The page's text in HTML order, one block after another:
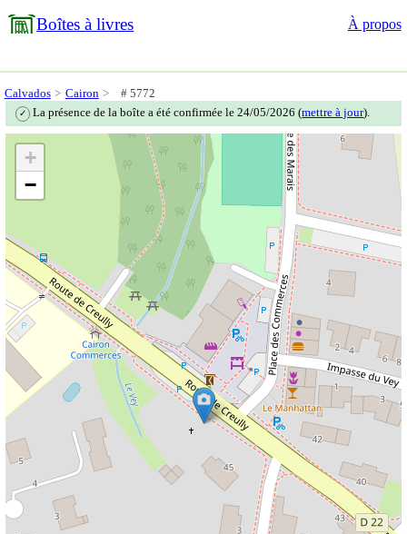
Boîtes à livres À propos
Calvados Cairon # 5772
✓ La présence de la boîte a été confirmée le 24/05/2026 (mettre à jour).
+
−